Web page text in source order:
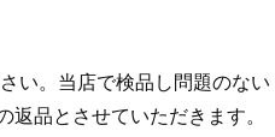
い。当店で検品し問題のない
品とさせていただきます。